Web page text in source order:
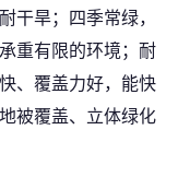
干旱；四季常绿，
重有限的环境；耐
、覆盖力好，能快
被覆盖、立体绿化